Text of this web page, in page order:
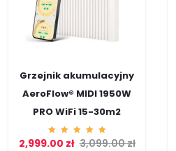
Grzejnik akumulacyjny
AeroFlow® MIDI 1950W
PRO WiFi 15-30m2
Ocenion
o3,099.00zł
2,999.00 zł